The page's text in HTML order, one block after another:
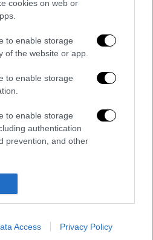
cookies on web or
to enable storage
of the website or app.
to enable storage
to enable storage
authentication
prevention, and other
Access Privacy Policy
στο... Σαρακήνικο:
να απολογηθούν ζήτησαν
και ιδιοκτήτης
και φιλόσοφος, Στέλιος